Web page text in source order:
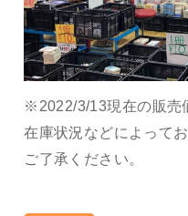
※2022/3/13現在の販売
在庫状況などによって
ご了承ください。